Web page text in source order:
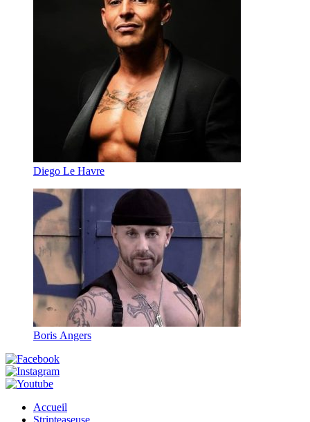
Diego Le Havre
Boris Angers
Accueil
Stripteaseuse